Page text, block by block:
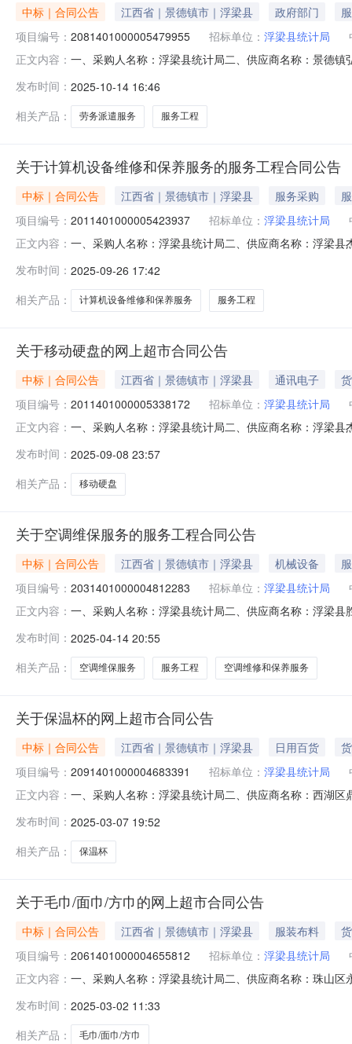
中标｜合同公告 江西省｜景德镇市｜浮梁县 政府部门
项目编号： 2081401000005479955 招标单位： 浮梁县统计局
正文内容： 一、采购人名称：浮梁县统计局二、供应商名称：景德
它事项：无八、联系方式1、采购人名称：浮梁县统计局
发布时间： 2025-10-14 16:46
相关产品：
劳务派遣服务 服务工程
关于计算机设备维修和保养服务的服务工程合同公告
中标｜合同公告 江西省｜景德镇市｜浮梁县 服务采购
项目编号： 2011401000005423937 招标单位： 浮梁县统计局
正文内容： 一、采购人名称：浮梁县统计局二、供应商名称：浮梁
项：无八、联系方式1、采购人名称：浮梁县统计局联系
发布时间： 2025-09-26 17:42
相关产品：
计算机设备维修和保养服务 服务工程
关于移动硬盘的网上超市合同公告
中标｜合同公告 江西省｜景德镇市｜浮梁县 通讯电子
项目编号： 2011401000005338172 招标单位： 浮梁县统计局
正文内容： 一、采购人名称：浮梁县统计局二、供应商名称：浮梁
块9.005504950服务要求或标的基本概况：七、其它事
发布时间： 2025-09-08 23:57
相关产品：
移动硬盘
关于空调维保服务的服务工程合同公告
中标｜合同公告 江西省｜景德镇市｜浮梁县 机械设备
项目编号： 2031401000004812283 招标单位： 浮梁县统计局
正文内容： 一、采购人名称：浮梁县统计局二、供应商名称：浮梁
联系方式1、采购人名称：浮梁县统计局联系人：江淑媛
发布时间： 2025-04-14 20:55
相关产品：
空调维保服务 服务工程 空调维修和保养服务
关于保温杯的网上超市合同公告
中标｜合同公告 江西省｜景德镇市｜浮梁县 日用百货
项目编号： 2091401000004683391 招标单位： 浮梁县统计局
正文内容： 一、采购人名称：浮梁县统计局二、供应商名称：西湖
况：七、其它事项：无八、联系方式1、采购人名称：浮
发布时间： 2025-03-07 19:52
相关产品：
保温杯
关于毛巾/面巾/方巾的网上超市合同公告
中标｜合同公告 江西省｜景德镇市｜浮梁县 服装布料
项目编号： 2061401000004655812 招标单位： 浮梁县统计局
正文内容： 一、采购人名称：浮梁县统计局二、供应商名称：珠山
的基本概况：七、其它事项：无八、联系方式1、采购人
发布时间： 2025-03-02 11:33
相关产品：
毛巾/面巾/方巾